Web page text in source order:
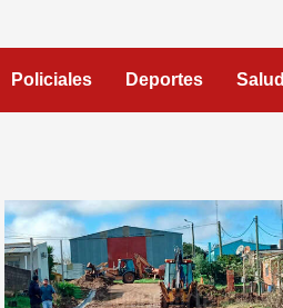
Policiales Deportes Salud